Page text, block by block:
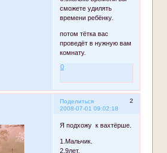
сможете удилять
времени ребёнку.
потом тётка вас
проведёт в нужную вам
комнату.
0
Поделиться
2
2008-07-01 09:02:18
Я подхожу к вахтёрше.
1.Мальчик.
2.9лет.